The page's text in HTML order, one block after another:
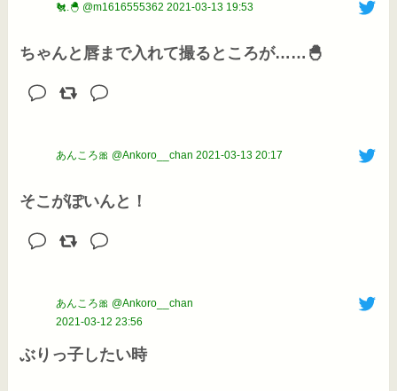
🐔.🐣 @m1616555362 2021-03-13 19:53
ちゃんと唇まで入れて撮るところが……🐣
あんころ🎀 @Ankoro__chan 2021-03-13 20:17
そこがぽいんと！
あんころ🎀 @Ankoro__chan
2021-03-12 23:56
ぶりっ子したい時